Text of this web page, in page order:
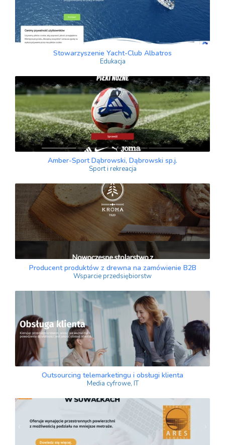
Stowarzyszenie Yacht-Club Albatros
Edukacja
Amber-Sport Dąbrowski, Dąbrowski sp.j.
Sport i rekreacja
Producent produktów z drewna na zamówienie B2B
Wsparcie przedsiębiorstw
Outsourcing telemarketingu i obsługi klienta
Media cyfrowe, IT